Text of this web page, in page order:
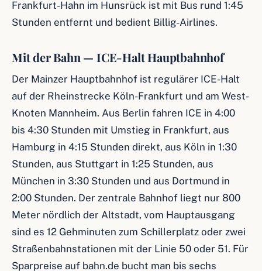
Frankfurt-Hahn im Hunsrück ist mit Bus rund 1:45
Stunden entfernt und bedient Billig-Airlines.
Mit der Bahn — ICE-Halt Hauptbahnhof
Der Mainzer Hauptbahnhof ist regulärer ICE-Halt
auf der Rheinstrecke Köln-Frankfurt und am West-
Knoten Mannheim. Aus Berlin fahren ICE in 4:00
bis 4:30 Stunden mit Umstieg in Frankfurt, aus
Hamburg in 4:15 Stunden direkt, aus Köln in 1:30
Stunden, aus Stuttgart in 1:25 Stunden, aus
München in 3:30 Stunden und aus Dortmund in
2:00 Stunden. Der zentrale Bahnhof liegt nur 800
Meter nördlich der Altstadt, vom Hauptausgang
sind es 12 Gehminuten zum Schillerplatz oder zwei
Straßenbahnstationen mit der Linie 50 oder 51. Für
Sparpreise auf bahn.de bucht man bis sechs